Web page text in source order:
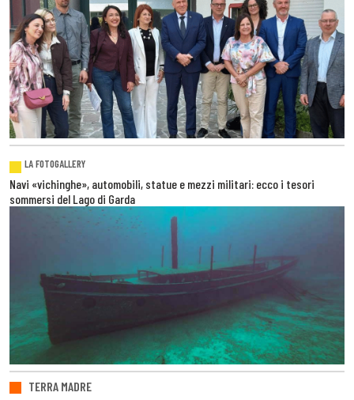
LA FOTOGALLERY
Navi «vichinghe», automobili, statue e mezzi militari: ecco i tesori
sommersi del Lago di Garda
TERRA MADRE